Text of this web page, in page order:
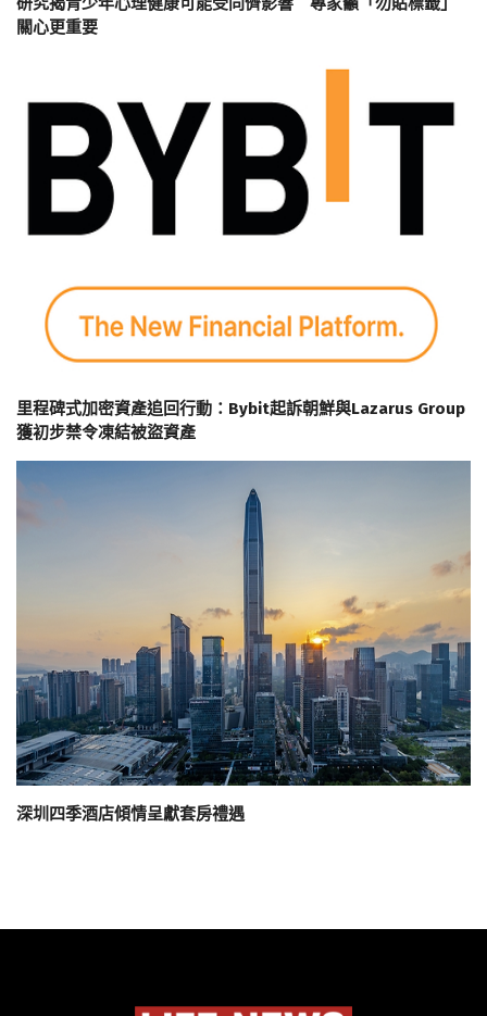
關心更重要
里程碑式加密資產追回行動：Bybit起訴朝鮮與Lazarus Group
獲初步禁令凍結被盜資產
深圳四季酒店傾情呈獻套房禮遇